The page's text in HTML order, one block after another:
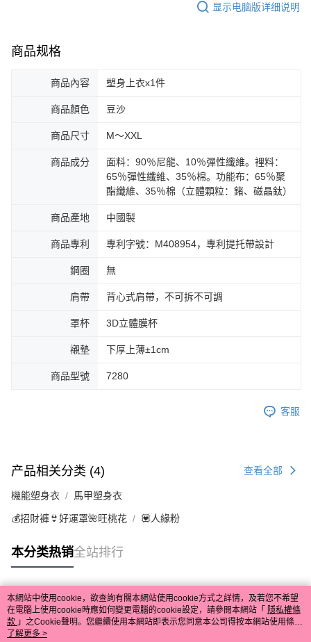
显示电脑版详细说明
商品规格
商品內容 塑身上衣x1件
商品顏色 豆沙
商品尺寸 M～XXL
商品成分
面料：90％尼龍、10％彈性纖維。裡料：
65％彈性纖維、35％棉。功能布：65％聚
酯纖維、35％棉（立體顆粒：鍺、磁晶鈦）
商品產地 中國製
商品專利 專利字號：M408954，專利提托帶設計
鋼圈 無
肩帶 背心式肩帶，不可拆不可調
罩杯 3D立體膜杯
襯墊 下厚上薄±1cm
商品型號 7280
客服
产品相关分类 (4) 查看全部
機能塑身衣 馬甲塑身衣
💰招財褲👙好運罩🌺旺桃花 💟人緣粉
本分类热销全站排行
热门标签
本網站中使用cookie，欲查詢有關本網站使用cookie方式之詳情，及若您不希望
在電腦上使用cookie時應如何變更電腦的cookie設定，請參閱本網站「 隱私權條
款 」之Cookie聲明。您繼續使用本網站即表示您同意本公司得按本網站使用條款
之Cookie聲明使用cookie。
了解更多 >